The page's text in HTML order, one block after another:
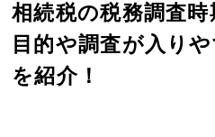
相続税の税務調査
目的や調査が入り
を紹介！